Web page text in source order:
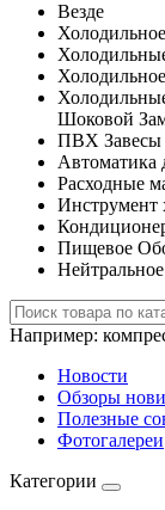
Везде
Шоковой
ПВХ Завесы
Автоматика
Расходные
Инструмент
Пищевое
Например:
Новости
Обзоры
Полезные
Фотогалереи
Категории